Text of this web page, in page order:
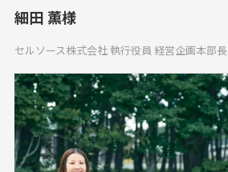
細田 薫様
セルソース株式会社 執行役員 経営企画本部長